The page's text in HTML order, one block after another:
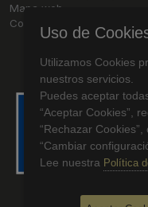
Mapa web
Contacto
Uso de
Utilizamos Cookies
nuestros servicios.
Puedes aceptar
“Aceptar Cookies”,
“Rechazar
“Cambiar
Lee nuestra Política